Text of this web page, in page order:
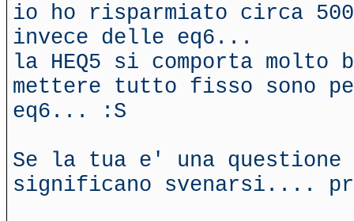
io ho risparmiato circa 500
invece delle eq6...
la HEQ5 si comporta molto
mettere tutto fisso sono
eq6... :S
Se la tua e' una questione
significano svenarsi....